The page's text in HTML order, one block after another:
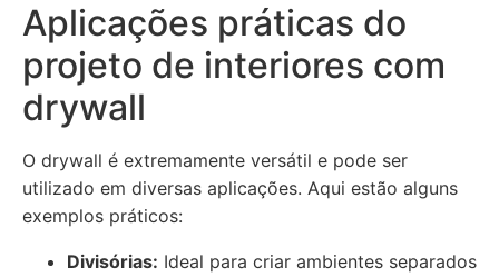
Aplicações práticas do
projeto de interiores com
drywall
O drywall é extremamente versátil e pode ser
utilizado em diversas aplicações. Aqui estão alguns
exemplos práticos:
Divisórias: Ideal para criar ambientes separados